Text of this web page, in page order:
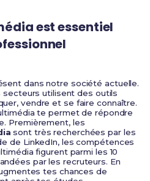
est essentiel
dans notre société actuelle.
utilisent des outils
vendre et se faire connaître.
te permet de répondre
Premièrement, les
sont très recherchées par les
de LinkedIn, les compétences
figurent parmi les 10
par les recruteurs. En
tes chances de